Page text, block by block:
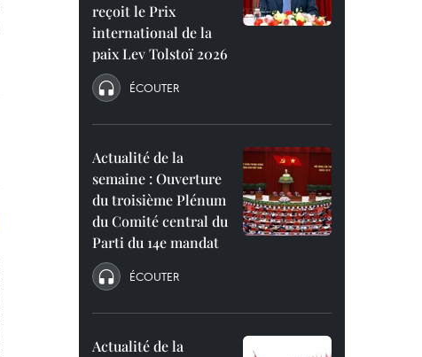
reçoit le Prix
international de la
paix Lev Tolstoï 2026
ÉCOUTER
Actualité de la
semaine : Ouverture
du troisième Plénum
du Comité central du
Parti du 14e mandat
ÉCOUTER
Actualité de la